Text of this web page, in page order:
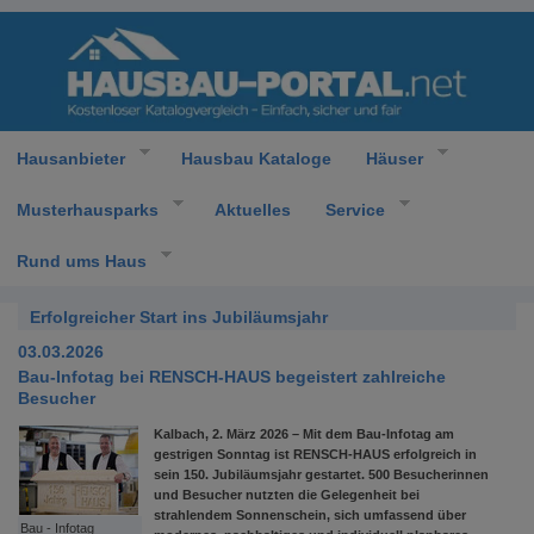
Hausanbieter Hausbau Kataloge Häuser
Musterhausparks Aktuelles Service
Rund ums Haus
Erfolgreicher Start ins Jubiläumsjahr
03.03.2026
Bau-Infotag bei RENSCH-HAUS begeistert zahlreiche
Besucher
Bau - Infotag
Kalbach, 2. März 2026 – Mit dem Bau‑Infotag am
gestrigen Sonntag ist RENSCH‑HAUS erfolgreich in
sein 150. Jubiläumsjahr gestartet. 500 Besucherinnen
und Besucher nutzten die Gelegenheit bei
strahlendem Sonnenschein, sich umfassend über